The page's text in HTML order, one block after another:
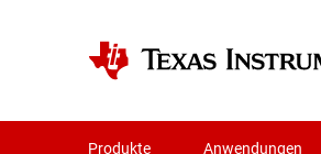
Produkte Anwendungen